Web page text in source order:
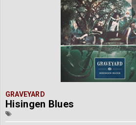
GRAVEYARD
Hisingen Blues